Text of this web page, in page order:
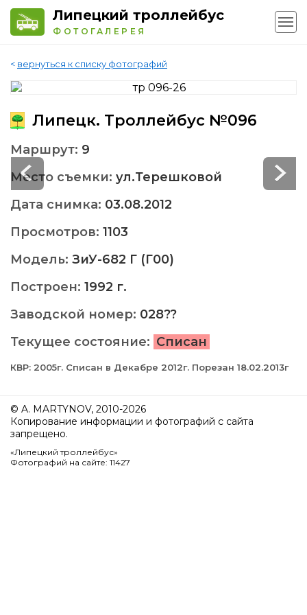
Липецкий троллейбус
ФОТОГАЛЕРЕЯ
< вернуться к списку фотографий
Липецк. Троллейбус №096
Маршрут: 9
Место съемки: ул.Терешковой
Дата снимка: 03.08.2012
Просмотров: 1103
Модель: ЗиУ-682 Г (Г00)
Построен: 1992 г.
Заводской номер: 028??
Текущее состояние: Списан
КВР: 2005г. Списан в Декабре 2012г. Порезан 18.02.2013г
© A. MARTYNOV, 2010-2026
Копирование информации и фотографий с сайта
запрещено.
«Липецкий троллейбус»
Фотографий на сайте: 11427